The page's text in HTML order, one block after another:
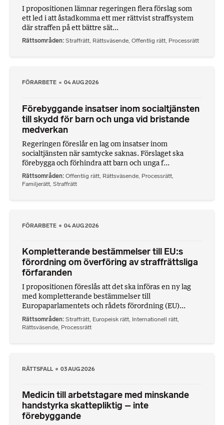
I propositionen lämnar regeringen flera förslag som
ett led i att åstadkomma ett mer rättvist straffsystem
där straffen på ett bättre sät...
Rättsområden Straffrätt, Rättsväsende, Offentlig rätt, Processrätt
FÖRARBETE 04 AUG 2026
Förebyggande insatser inom socialtjänsten
till skydd för barn och unga vid bristande
medverkan
Regeringen föreslår en lag om insatser inom
socialtjänsten när samtycke saknas. Förslaget ska
förebygga och förhindra att barn och unga f...
Rättsområden Offentlig rätt, Rättsväsende, Processrätt,
Familjerätt, Straffrätt
FÖRARBETE 04 AUG 2026
Kompletterande bestämmelser till EU:s
förordning om överföring av straffrättsliga
förfaranden
I propositionen föreslås att det ska införas en ny lag
med kompletterande bestämmelser till
Europaparlamentets och rådets förordning (EU)...
Rättsområden Straffrätt, Europeisk rätt, Internationell rätt,
Rättsväsende, Processrätt
RÄTTSFALL 03 AUG 2026
Medicin till arbetstagare med minskande
handstyrka skattepliktig – inte
förebyggande